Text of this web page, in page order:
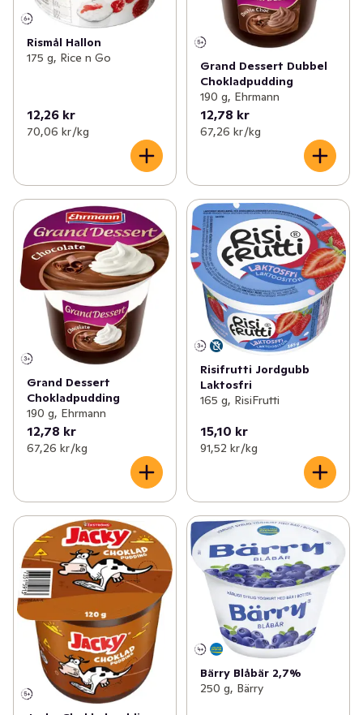
Rismål Hallon
175 g, Rice n Go
12,26 kr
70,06 kr /kg
Grand Dessert Dubbel
Chokladpudding
190 g, Ehrmann
12,78 kr
67,26 kr /kg
Grand Dessert
Chokladpudding
190 g, Ehrmann
12,78 kr
67,26 kr /kg
Risifrutti Jordgubb
Laktosfri
165 g, RisiFrutti
15,10 kr
91,52 kr /kg
Bärry Blåbär 2,7%
250 g, Bärry